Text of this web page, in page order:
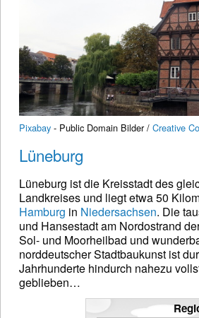
Pixabay - Public Domain Bilder / Creative
Lüneburg
Lüneburg ist die Kreisstadt des
Landkreises und liegt etwa 50
Hamburg in Niedersachsen. Die
und Hansestadt am Nordostrand
Sol- und Moorheilbad und
norddeutscher Stadtbaukunst ist
Jahrhunderte hindurch nahezu
geblieben…